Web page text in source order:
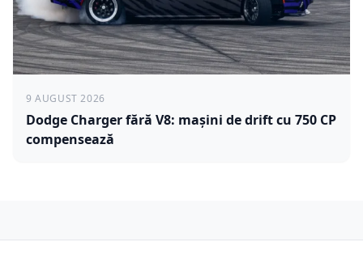
9 AUGUST 2026
Dodge Charger fără V8: mașini de drift cu 750 CP
compensează